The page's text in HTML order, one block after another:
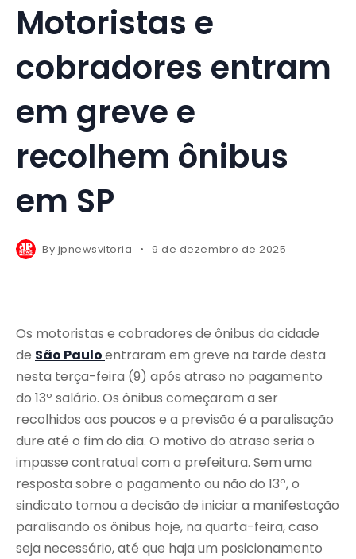
Motoristas e
cobradores entram
em greve e
recolhem ônibus
em SP
By jpnewsvitoria 9 de dezembro de 2025
Os motoristas e cobradores de ônibus da cidade
de São Pauloentraram em greve na tarde desta
nesta terça-feira (9) após atraso no pagamento
do 13º salário. Os ônibus começaram a ser
recolhidos aos poucos e a previsão é a paralisação
dure até o fim do dia. O motivo do atraso seria o
impasse contratual com a prefeitura. Sem uma
resposta sobre o pagamento ou não do 13º, o
sindicato tomou a decisão de iniciar a manifestação
paralisando os ônibus hoje, na quarta-feira, caso
seja necessário, até que haja um posicionamento